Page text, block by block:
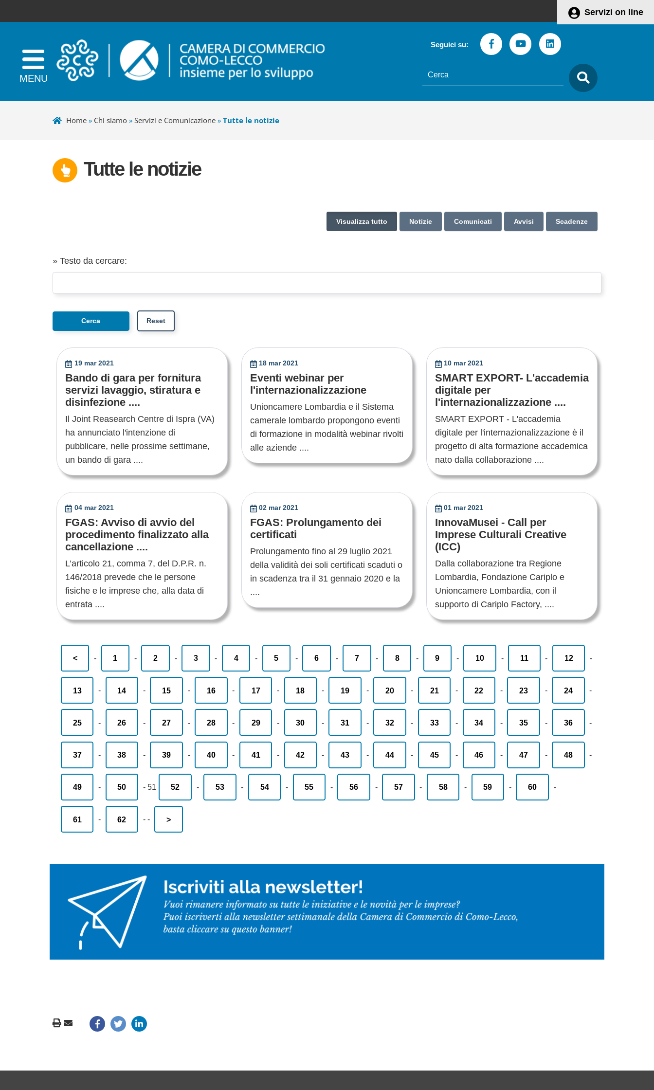
Servizi on line
Seguici su: FacebookYoutubeLinkedin
testo
da
cercare
Home» Chi siamo» Servizi e Comunicazione» Tutte le notizie
Tutte le notizie
Visualizza tutto Notizie Comunicati Avvisi Scadenze
» Testo da cercare:
19 mar 2021
Bando di gara per fornitura
servizi lavaggio, stiratura e
disinfezione ....
Il Joint Reasearch Centre di Ispra (VA)
ha annunciato l'intenzione di
pubblicare, nelle prossime settimane,
un bando di gara ....
18 mar 2021
Eventi webinar per
l'internazionalizzazione
Unioncamere Lombardia e il Sistema
camerale lombardo propongono eventi
di formazione in modalità webinar rivolti
alle aziende ....
10 mar 2021
SMART EXPORT- L'accademia
digitale per
l'internazionalizzazione ....
SMART EXPORT - L'accademia
digitale per l'internazionalizzazione è il
progetto di alta formazione accademica
nato dalla collaborazione ....
04 mar 2021
FGAS: Avviso di avvio del
procedimento finalizzato alla
cancellazione ....
L’articolo 21, comma 7, del D.P.R. n.
146/2018 prevede che le persone
fisiche e le imprese che, alla data di
entrata ....
02 mar 2021
FGAS: Prolungamento dei
certificati
Prolungamento fino al 29 luglio 2021
della validità dei soli certificati scaduti o
in scadenza tra il 31 gennaio 2020 e la
....
01 mar 2021
InnovaMusei - Call per
Imprese Culturali Creative
(ICC)
Dalla collaborazione tra Regione
Lombardia, Fondazione Cariplo e
Unioncamere Lombardia, con il
supporto di Cariplo Factory, ....
< - 1 - 2 - 3 - 4 - 5 - 6 - 7 - 8 - 9 - 10 - 11 - 12 -
13 - 14 - 15 - 16 - 17 - 18 - 19 - 20 - 21 - 22 - 23 - 24 -
25 - 26 - 27 - 28 - 29 - 30 - 31 - 32 - 33 - 34 - 35 - 36 -
37 - 38 - 39 - 40 - 41 - 42 - 43 - 44 - 45 - 46 - 47 - 48 -
49 - 50 - 51 52 - 53 - 54 - 55 - 56 - 57 - 58 - 59 - 60 -
61 - 62 - - >